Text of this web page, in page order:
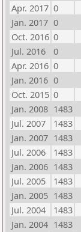
Apr. 2017 0
Jan. 2017 0
Oct. 2016 0
Jul. 2016
0
Apr. 2016 0
Jan. 2016 0
Oct. 2015 0
Jan. 2008 1483
Jul. 2007
1483
Jan. 2007 1483
Jul. 2006
1483
Jan. 2006 1483
Jul. 2005
1483
Jan. 2005 1483
Jul. 2004
1483
Jan. 2004 1483